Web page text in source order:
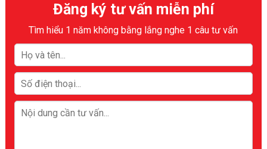
Đăng ký tư vấn miễn phí
Tìm hiểu 1 năm không bằng lắng nghe 1 câu tư vấn